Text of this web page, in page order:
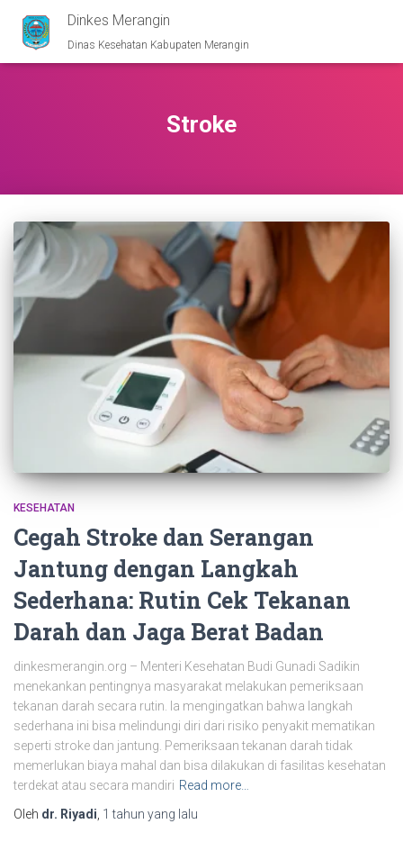
Dinkes Merangin
Dinas Kesehatan Kabupaten Merangin
Stroke
KESEHATAN
Cegah Stroke dan Serangan
Jantung dengan Langkah
Sederhana: Rutin Cek Tekanan
Darah dan Jaga Berat Badan
dinkesmerangin.org – Menteri Kesehatan Budi Gunadi Sadikin
menekankan pentingnya masyarakat melakukan pemeriksaan
tekanan darah secara rutin. Ia mengingatkan bahwa langkah
sederhana ini bisa melindungi diri dari risiko penyakit mematikan
seperti stroke dan jantung. Pemeriksaan tekanan darah tidak
memerlukan biaya mahal dan bisa dilakukan di fasilitas kesehatan
terdekat atau secara mandiri Read more…
Oleh dr. Riyadi 1 tahun yang lalu